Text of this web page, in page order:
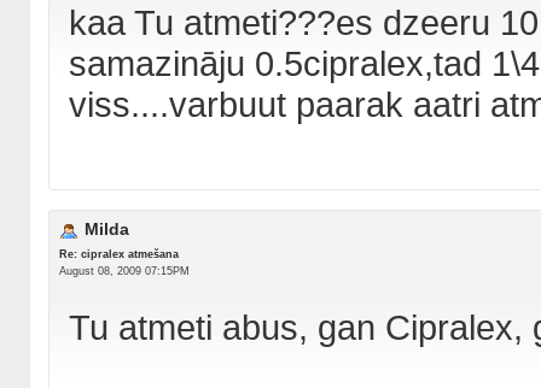
kaa Tu atmeti???es dzeeru
samazināju 0.5cipralex,tad
viss....varbuut paarak aatri
Milda
Re: cipralex atmešana
August 08, 2009 07:15PM
Tu atmeti abus, gan